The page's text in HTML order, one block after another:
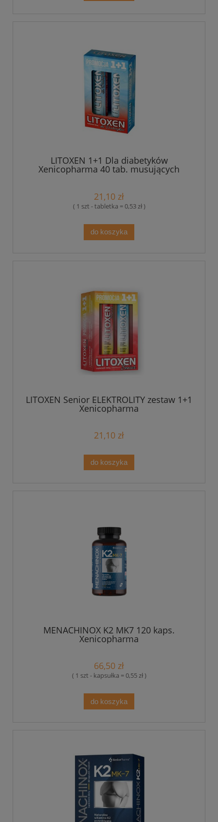
LITOXEN 1+1 Dla diabetyków
Xenicopharma 40 tab. musujących
21,10 zł
( 1 szt - tabletka = 0,53 zł )
do koszyka
LITOXEN Senior ELEKTROLITY zestaw 1+1
Xenicopharma
21,10 zł
do koszyka
MENACHINOX K2 MK7 120 kaps.
Xenicopharma
66,50 zł
( 1 szt - kapsułka = 0,55 zł )
do koszyka